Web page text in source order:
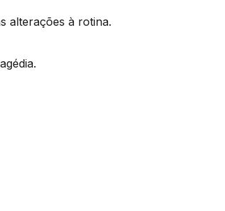
alterações à rotina.